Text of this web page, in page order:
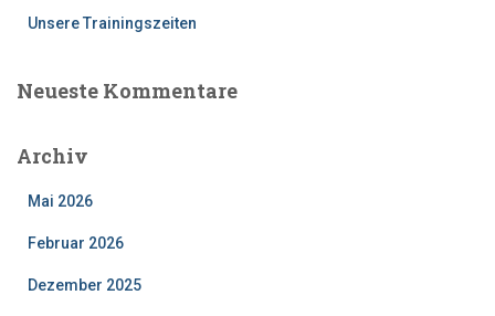
Unsere Trainingszeiten
Neueste Kommentare
Archiv
Mai 2026
Februar 2026
Dezember 2025